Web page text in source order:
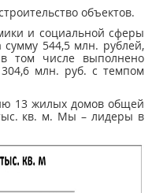
объектов.
и социальной сферы
сумму 544,5 млн. рублей,
том числе выполнено
млн. руб. с темпом
13 жилых домов общей
кв. м. Мы – лидеры в